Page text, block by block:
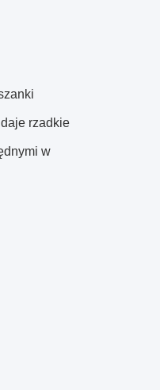
rzadkie
w